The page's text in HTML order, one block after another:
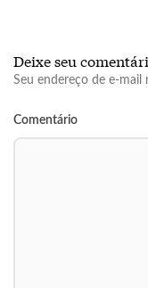
Deixe seu
Seu endereço de e-mail
Comentário